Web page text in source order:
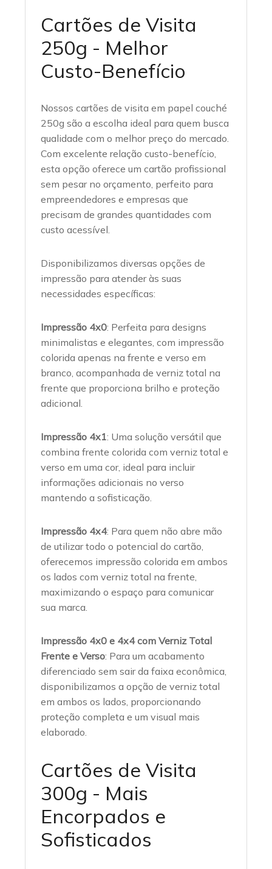
Cartões de Visita
250g - Melhor
Custo-Benefício
Nossos cartões de visita em papel couché
250g são a escolha ideal para quem busca
qualidade com o melhor preço do mercado.
Com excelente relação custo-benefício,
esta opção oferece um cartão profissional
sem pesar no orçamento, perfeito para
empreendedores e empresas que
precisam de grandes quantidades com
custo acessível.
Disponibilizamos diversas opções de
impressão para atender às suas
necessidades específicas:
Impressão 4x0: Perfeita para designs
minimalistas e elegantes, com impressão
colorida apenas na frente e verso em
branco, acompanhada de verniz total na
frente que proporciona brilho e proteção
adicional.
Impressão 4x1: Uma solução versátil que
combina frente colorida com verniz total e
verso em uma cor, ideal para incluir
informações adicionais no verso
mantendo a sofisticação.
Impressão 4x4: Para quem não abre mão
de utilizar todo o potencial do cartão,
oferecemos impressão colorida em ambos
os lados com verniz total na frente,
maximizando o espaço para comunicar
sua marca.
Impressão 4x0 e 4x4 com Verniz Total
Frente e Verso: Para um acabamento
diferenciado sem sair da faixa econômica,
disponibilizamos a opção de verniz total
em ambos os lados, proporcionando
proteção completa e um visual mais
elaborado.
Cartões de Visita
300g - Mais
Encorpados e
Sofisticados